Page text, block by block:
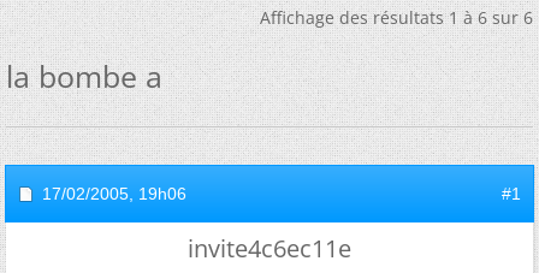
Affichage des résultats 1 à 6 sur 6
la bombe a
17/02/2005, 19h06 #1
invite4c6ec11e